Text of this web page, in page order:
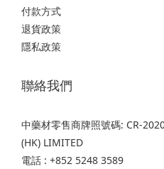
付款方式
退貨政策
隱私政策
聯絡我們
中藥材零售商牌照號碼: CR-
(HK) LIMITED
電話 : +852 5248 3589